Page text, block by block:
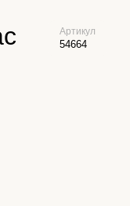
Артикул
54664